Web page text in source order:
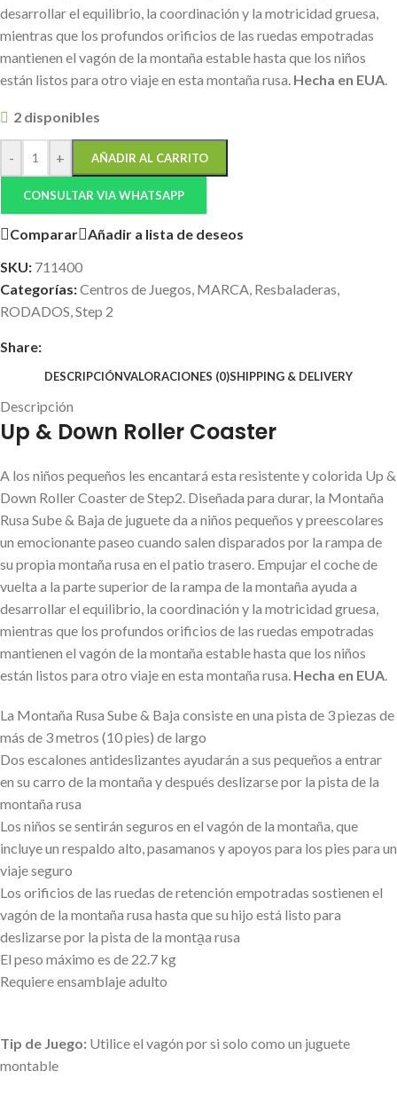
desarrollar el equilibrio, la coordinación y la motricidad gruesa,
mientras que los profundos orificios de las ruedas empotradas
mantienen el vagón de la montaña estable hasta que los niños
están listos para otro viaje en esta montaña rusa. Hecha en EUA.
2 disponibles
- + AÑADIR AL CARRITO
CONSULTAR VIA WHATSAPP
Comparar Añadir a lista de deseos
SKU: 711400
Categorías:Centros de Juegos, MARCA, Resbaladeras,
RODADOS,Step 2
Share:
DESCRIPCIÓNVALORACIONES (0)SHIPPING & DELIVERY
Descripción
Up & Down Roller Coaster
A los niños pequeños les encantará esta resistente y colorida Up &
Down Roller Coaster de Step2. Diseñada para durar, la Montaña
Rusa Sube & Baja de juguete da a niños pequeños y preescolares
un emocionante paseo cuando salen disparados por la rampa de
su propia montaña rusa en el patio trasero. Empujar el coche de
vuelta a la parte superior de la rampa de la montaña ayuda a
desarrollar el equilibrio, la coordinación y la motricidad gruesa,
mientras que los profundos orificios de las ruedas empotradas
mantienen el vagón de la montaña estable hasta que los niños
están listos para otro viaje en esta montaña rusa. Hecha en EUA.
La Montaña Rusa Sube & Baja consiste en una pista de 3 piezas de
más de 3 metros (10 pies) de largo
Dos escalones antideslizantes ayudarán a sus pequeños a entrar
en su carro de la montaña y después deslizarse por la pista de la
montaña rusa
Los niños se sentirán seguros en el vagón de la montaña, que
incluye un respaldo alto, pasamanos y apoyos para los pies para un
viaje seguro
Los orificios de las ruedas de retención empotradas sostienen el
vagón de la montaña rusa hasta que su hijo está listo para
deslizarse por la pista de la monta̱a rusa
El peso máximo es de 22.7 kg
Requiere ensamblaje adulto
Tip de Juego: Utilice el vagón por si solo como un juguete
montable